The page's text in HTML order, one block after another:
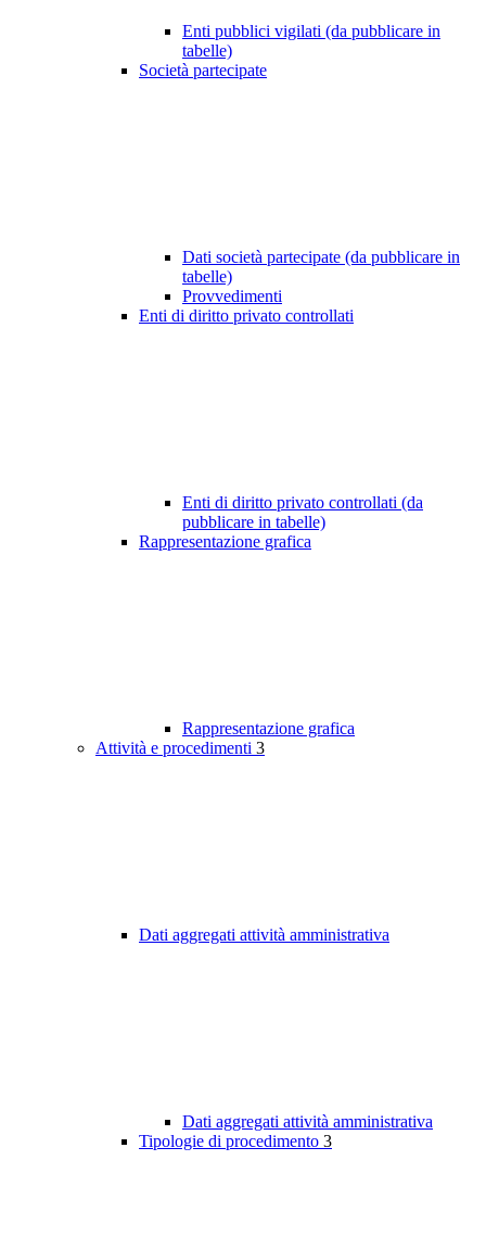
Enti pubblici vigilati (da pubblicare in
tabelle)
Società partecipate
Dati società partecipate (da pubblicare in
tabelle)
Provvedimenti
Enti di diritto privato controllati
Enti di diritto privato controllati (da
pubblicare in tabelle)
Rappresentazione grafica
Rappresentazione grafica
Attività e procedimenti 3
Dati aggregati attività amministrativa
Dati aggregati attività amministrativa
Tipologie di procedimento 3